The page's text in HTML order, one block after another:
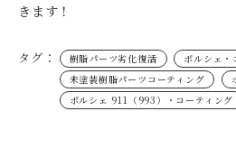
きます！
タグ： 樹脂パーツ劣化復活
ポルシェ・
未塗装樹脂パーツコーティング
ポルシェ 911（993）・コーティング